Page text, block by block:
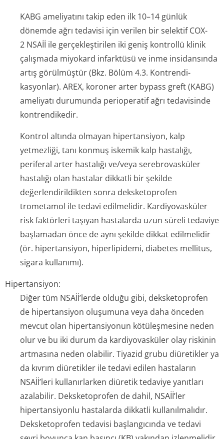
KABG ameliyatını takip eden ilk 10–14 günlük
dönemde ağrı tedavisi için verilen bir selektif COX-
2 NSAİİ ile gerçekleştirilen iki geniş kontrollü klinik
çalışmada miyokard infarktüsü ve inme insidansında
artış görülmüştür (Bkz. Bölüm 4.3. Kontrendi­
kasyonlar). AREX, koroner arter bypass greft (KABG)
ameliyatı durumunda perioperatif ağrı tedavisinde
kontrendikedir.
Kontrol altında olmayan hipertansiyon, kalp
yetmezliği, tanı konmuş iskemik kalp hastalığı,
periferal arter hastalığı ve/veya serebrovasküler
hastalığı olan hastalar dikkatli bir şekilde
değerlendirildikten sonra deksketoprofen
trometamol ile tedavi edilmelidir. Kardiyovasküler
risk faktörleri taşıyan hastalarda uzun süreli tedaviye
başlamadan önce de aynı şekilde dikkat edilmelidir
(ör. hipertansiyon, hiperlipidemi, diabetes mellitus,
sigara kullanımı).
Hipertansiyon:
Diğer tüm NSAİİ’lerde olduğu gibi, deksketoprofen
de hipertansiyon oluşumuna veya daha önceden
mevcut olan hipertansiyonun kötüleşmesine neden
olur ve bu iki durum da kardiyovasküler olay riskinin
artmasına neden olabilir. Tiyazid grubu diüretikler ya
da kıvrım diüretikler ile tedavi edilen hastaların
NSAİİ’leri kullanırlarken diüretik tedaviye yanıtları
azalabilir. Deksketoprofen de dahil, NSAİİ’ler
hipertansiyonlu hastalarda dikkatli kullanılmalıdır.
Deksketoprofen tedavisi başlangıcında ve tedavi